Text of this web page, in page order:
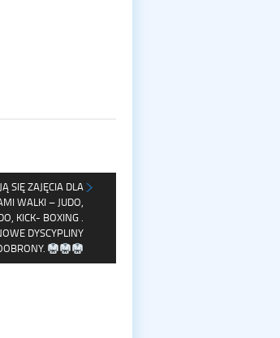
SIĘ ZAJĘCIA DLA
WALKI – JUDO,
KICK- BOXING .
DYSCYPLINY